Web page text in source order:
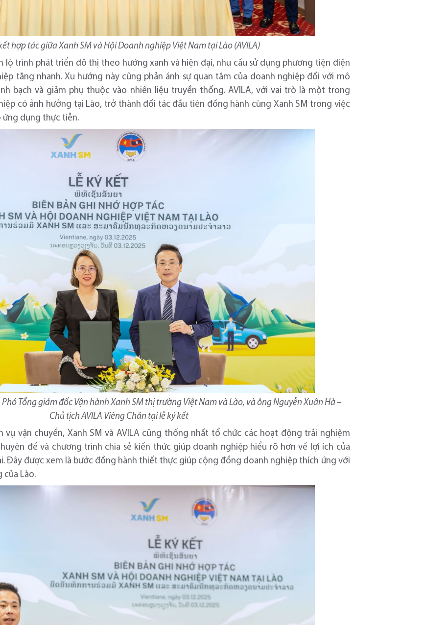
hợp tác giữa Xanh SM và Hội Doanh nghiệp Việt Nam tại Lào (AVILA)
lộ trình phát triển đô thị theo hướng xanh và hiện đại, nhu cầu sử dụng phương tiện điện
tăng nhanh. Xu hướng này cũng phản ánh sự quan tâm của doanh nghiệp đối với mô
bạch và giảm phụ thuộc vào nhiên liệu truyền thống. AVILA, với vai trò là một trong
có ảnh hưởng tại Lào, trở thành đối tác đầu tiên đồng hành cùng Xanh SM trong việc
ứng dụng thực tiễn.
Tổng giám đốc Vận hành Xanh SM thị trường Việt Nam và Lào, và ông Nguyễn Xuân Hà –
Chủ tịch AVILA Viêng Chăn tại lễ ký kết
vụ vận chuyển, Xanh SM và AVILA cũng thống nhất tổ chức các hoạt động trải nghiệm
đề và chương trình chia sẻ kiến thức giúp doanh nghiệp hiểu rõ hơn về lợi ích của
Đây được xem là bước đồng hành thiết thực giúp cộng đồng doanh nghiệp thích ứng với
của Lào.